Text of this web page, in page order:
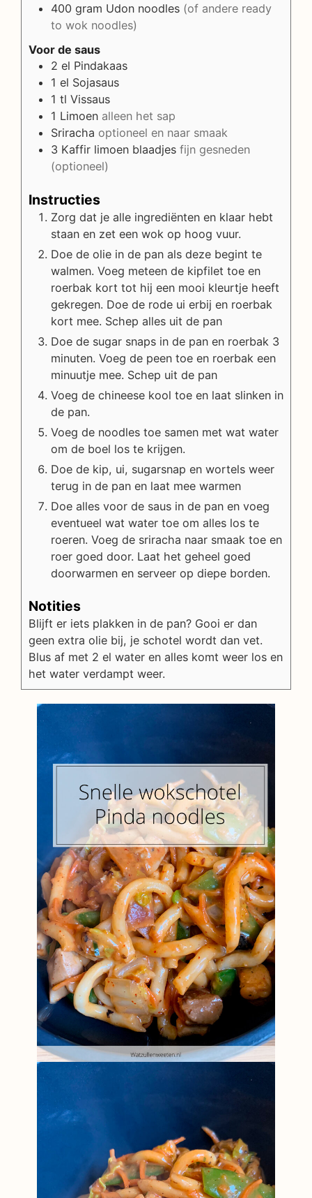
400 gram Udon noodles (of andere ready
to wok noodles)
Voor de saus
2 el Pindakaas
1 el Sojasaus
1 tl Vissaus
1 Limoen alleen het sap
Sriracha optioneel en naar smaak
3 Kaffir limoen blaadjes fijn gesneden
(optioneel)
Instructies
Zorg dat je alle ingrediënten en klaar hebt
staan en zet een wok op hoog vuur.
Doe de olie in de pan als deze begint te
walmen. Voeg meteen de kipfilet toe en
roerbak kort tot hij een mooi kleurtje heeft
gekregen. Doe de rode ui erbij en roerbak
kort mee. Schep alles uit de pan
Doe de sugar snaps in de pan en roerbak 3
minuten. Voeg de peen toe en roerbak een
minuutje mee. Schep uit de pan
Voeg de chineese kool toe en laat slinken in
de pan.
Voeg de noodles toe samen met wat water
om de boel los te krijgen.
Doe de kip, ui, sugarsnap en wortels weer
terug in de pan en laat mee warmen
Doe alles voor de saus in de pan en voeg
eventueel wat water toe om alles los te
roeren. Voeg de sriracha naar smaak toe en
roer goed door. Laat het geheel goed
doorwarmen en serveer op diepe borden.
Notities
Blijft er iets plakken in de pan? Gooi er dan
geen extra olie bij, je schotel wordt dan vet.
Blus af met 2 el water en alles komt weer los en
het water verdampt weer.